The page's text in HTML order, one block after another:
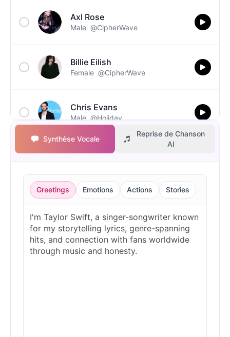
Axl Rose
Male @CipherWave
Billie Eilish
Female @CipherWave
Chris Evans
Male @Holiday
Christopher Walken
Male @Kairox
David Attenborough
Diddy
Male @MoonPetal
Synthèse Vocale
Reprise de Chanson
AI
Greetings Emotions Actions Stories